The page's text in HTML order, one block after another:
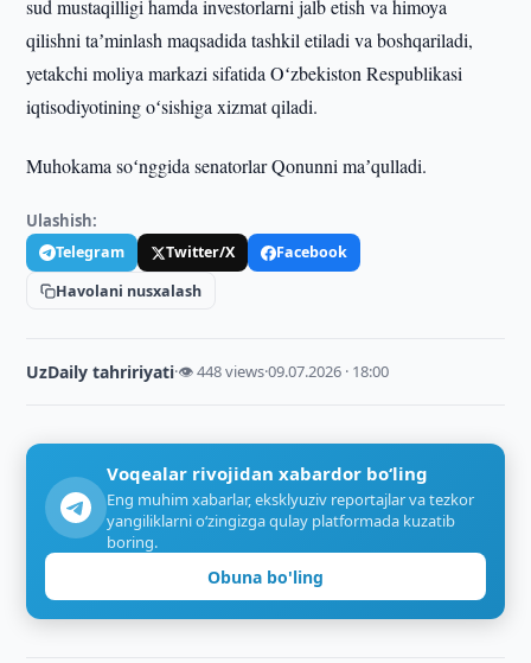
sud mustaqilligi hamda investorlarni jalb etish va himoya
qilishni taʼminlash maqsadida tashkil etiladi va boshqariladi,
yetakchi moliya markazi sifatida Oʻzbekiston Respublikasi
iqtisodiyotining oʻsishiga xizmat qiladi.
Muhokama soʻnggida senatorlar Qonunni maʼqulladi.
Ulashish:
Telegram Twitter/X
Facebook
Havolani nusxalash
UzDaily tahririyati·👁 448 views·09.07.2026 · 18:00
Voqealar rivojidan xabardor bo‘ling
Eng muhim xabarlar, eksklyuziv reportajlar va tezkor
yangiliklarni o‘zingizga qulay platformada kuzatib
boring.
Obuna bo'ling